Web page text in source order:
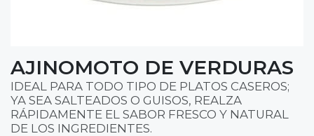
AJINOMOTO DE VERDURAS
IDEAL PARA TODO TIPO DE PLATOS CASEROS;
YA SEA SALTEADOS O GUISOS, REALZA
RÁPIDAMENTE EL SABOR FRESCO Y NATURAL
DE LOS INGREDIENTES.